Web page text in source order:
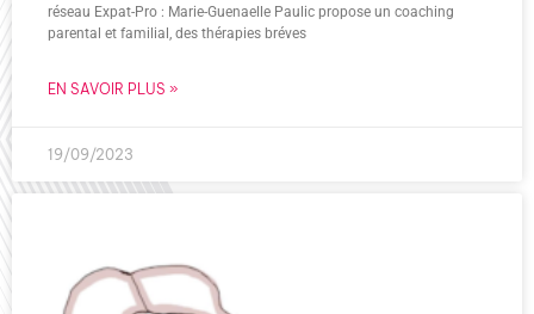
réseau Expat-Pro : Marie-Guenaelle Paulic propose un coaching
parental et familial, des thérapies bréves
EN SAVOIR PLUS »
19/09/2023